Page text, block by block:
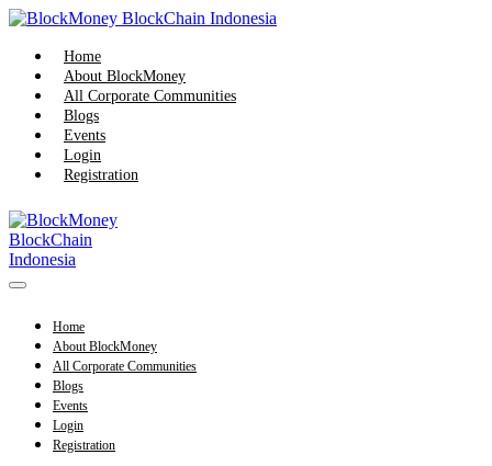
Skip
content
Home
About BlockMoney
All Corporate Communities
Blogs
Events
Login
Registration
Menu
Home
About BlockMoney
All Corporate Communities
Blogs
Events
Login
Registration